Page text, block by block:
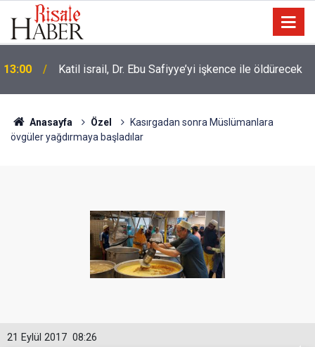
10:30
İslâm Birliği’nin kilometre taşları ve olması gereken
özellikleri
Anasayfa Özel
Kasırgadan sonra Müslümanlara
övgüler yağdırmaya başladılar
08:26
21 Eylül 2017